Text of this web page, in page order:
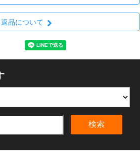
返品について
検索